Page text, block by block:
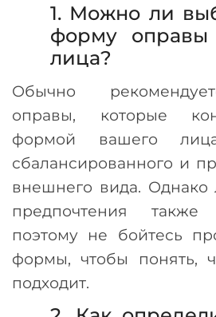
1. Можно ли
форму
лица?
Обычно
оправы, которые
формой вашего
сбалансированного и
внешнего вида. Однако
предпочтения
поэтому не бойтесь
формы, чтобы понять,
подходит.